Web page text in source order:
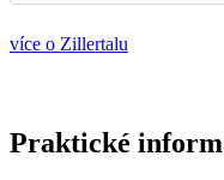
více o Zillertalu
Praktické